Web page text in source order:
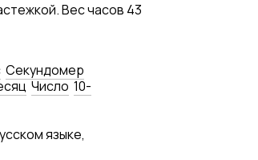
Вес часов 43
Секундомер
Число 10-
языке,